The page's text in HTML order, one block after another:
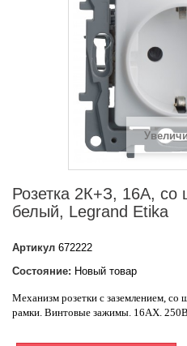
Розетка 2К+З, 16А, со
белый, Legrand Etika
Артикул 672222
Состояние: Новый товар
Механизм розетки с заземлением, со
рамки. Винтовые зажимы. 16АХ.